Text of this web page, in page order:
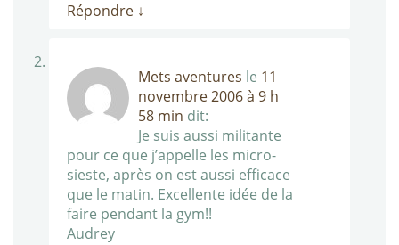
Répondre ↓
Mets aventures le 11
novembre 2006 à 9 h
58 min dit:
Je suis aussi militante
pour ce que j’appelle les micro-
sieste, après on est aussi efficace
que le matin. Excellente idée de la
faire pendant la gym!!
Audrey